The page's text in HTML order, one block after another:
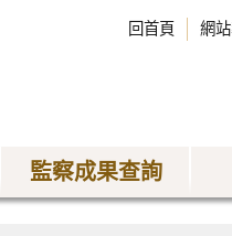
回首頁 網
監察成果查詢